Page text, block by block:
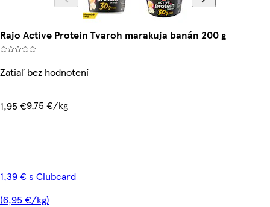
Rajo Active Protein Tvaroh marakuja banán 200 g
Zatiaľ bez hodnotení
1,95 €9,75 €/kg
1,39 € s Clubcard
(6,95 €/kg)